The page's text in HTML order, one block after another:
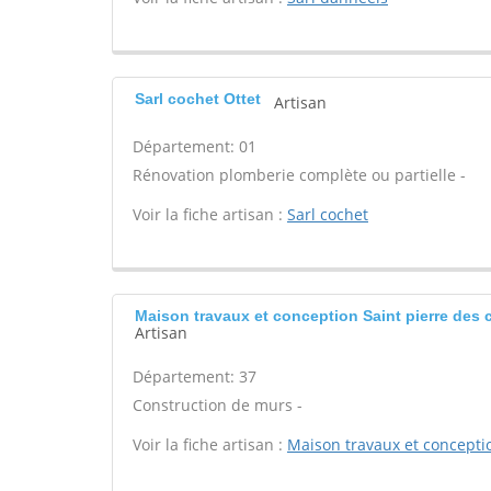
Sarl cochet Ottet Artisan
Département: 01
Rénovation plomberie complète ou partielle -
Voir la fiche artisan : Sarl cochet
Maison travaux et conception Saint pierre des
Artisan
Département: 37
Construction de murs -
Voir la fiche artisan : Maison travaux et